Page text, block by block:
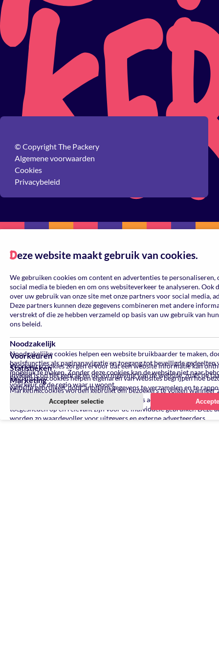
© Copyright The Packery
Algemene voorwaarden
Cookies
Privacybeleid
Deze website maakt gebruik van cookies.
We gebruiken cookies om content en advertenties te
social media te bieden en om ons websiteverkeer te analyseren. Ook
over uw gebruik van onze site met onze partners voor social media,
Deze partners kunnen deze gegevens combineren met andere
verstrekt of die ze hebben verzameld op basis van uw gebruik van
ons beleid.
Noodzakelijk
Noodzakelijke cookies helpen een website bruikbaarder te maken,
basisfuncties als paginanavigatie en toegang tot beveiligde gedeelten
mogelijk te maken. Zonder deze cookies kan de website niet naar
Voorkeuren
Voorkeurscookies zorgen ervoor dat een website informatie kan
invloed is op het gedrag en de vormgeving van de website, zoals de
voorkeur of de regio waar u woont.
Statistieken
Statistische cookies helpen eigenaren van websites begrijpen hoe
website gebruiken, door anoniem gegevens te verzamelen en te
Marketing
Marketingcookies worden gebruikt om bezoekers te volgen wanneer
verschillende websites bezoeken. Hun doel is advertenties
toegesneden op en relevant zijn voor de individuele gebruiker. Deze
worden zo waardevoller voor uitgevers en externe adverteerders.
Accepteer selectie